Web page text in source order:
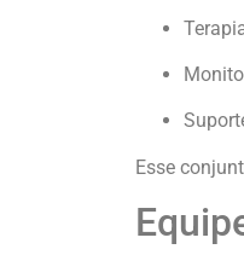
Esse